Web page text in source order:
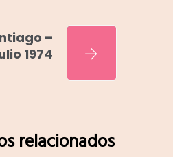
–
1974
relacionados